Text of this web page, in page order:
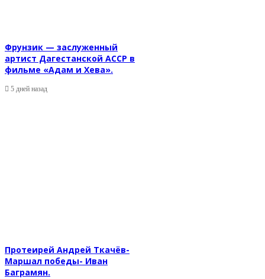
Фрунзик — заслуженный
артист Дагестанской АССР в
фильме «Адам и Хева».
5 дней назад
Протеирей Андрей Ткачёв-
Маршал победы- Иван
Баграмян.